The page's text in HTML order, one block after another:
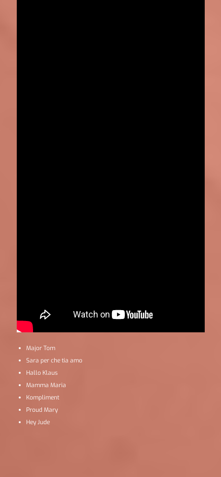
Major Tom
Sara per che tia amo
Hallo Klaus
Mamma Maria
Kompliment
Proud Mary
Hey Jude